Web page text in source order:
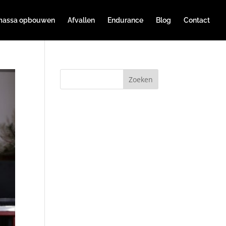
opbouwen Afvallen Endurance Blog Contact